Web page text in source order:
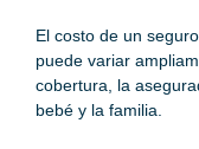
El costo de un
puede variar
cobertura, la
bebé y la familia.